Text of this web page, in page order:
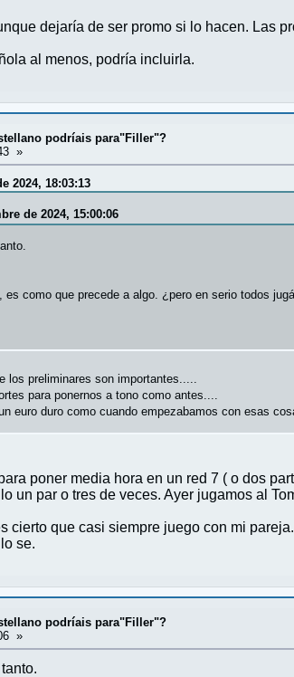
dejaría de ser promo si lo hacen. Las
al menos, podría incluirla.
podríais para"Filler"?
»
2024, 18:03:13
de 2024, 15:00:06
es como que precede a algo. ¿pero en serio todos
los preliminares son importantes.....
para ponernos a tono como antes....
euro duro como cuando empezabamos con esas
poner media hora en un red 7 ( o dos
un par o tres de veces. Ayer jugamos al
cierto que casi siempre juego con mi
se.
podríais para"Filler"?
»